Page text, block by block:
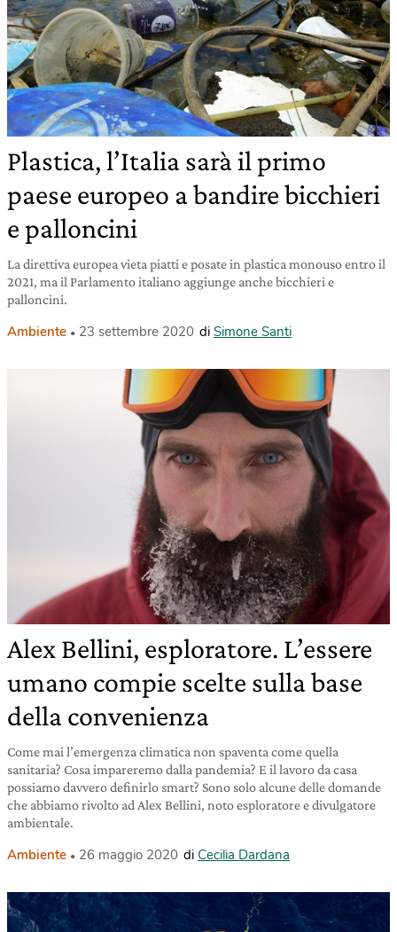
Plastica, l’Italia sarà il primo
paese europeo a bandire bicchieri
e palloncini
La direttiva europea vieta piatti e posate in plastica monouso entro il
2021, ma il Parlamento italiano aggiunge anche bicchieri e
palloncini.
Ambiente 23 settembre 2020 di Simone Santi
Alex Bellini, esploratore. L’essere
umano compie scelte sulla base
della convenienza
Come mai l’emergenza climatica non spaventa come quella
sanitaria? Cosa impareremo dalla pandemia? E il lavoro da casa
possiamo davvero definirlo smart? Sono solo alcune delle domande
che abbiamo rivolto ad Alex Bellini, noto esploratore e divulgatore
ambientale.
Ambiente 26 maggio 2020 di Cecilia Dardana